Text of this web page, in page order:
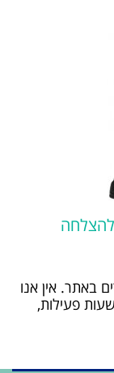
באתר. אין אנו
פעילות,